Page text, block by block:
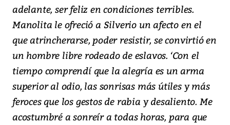
adelante, ser feliz en condiciones terribles.
Manolita le ofreció a Silverio un afecto en el
que atrincherarse, poder resistir, se convirtió en
un hombre libre rodeado de eslavos. ‘Con el
tiempo comprendí que la alegría es un arma
superior al odio, las sonrisas más útiles y más
feroces que los gestos de rabia y desaliento. Me
acostumbré a sonreír a todas horas, para que